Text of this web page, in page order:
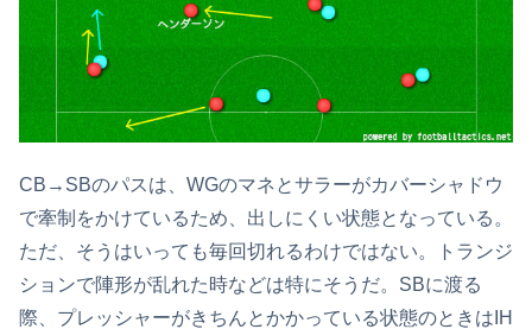
CB→SBのパスは、WGのマネとサラーがカバーシャドウ
で牽制をかけているため、出しにくい状態となっている。
ただ、そうはいっても毎回切れるわけではない。トランジ
ションで陣形が乱れた時などは特にそうだ。SBに渡る
際、プレッシャーがきちんとかかっている状態のときはIH